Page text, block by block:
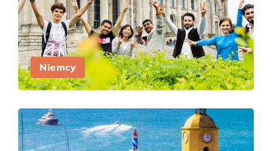
Niemcy